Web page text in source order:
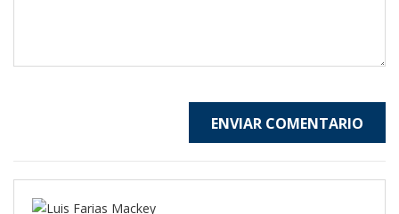
ENVIAR COMENTARIO